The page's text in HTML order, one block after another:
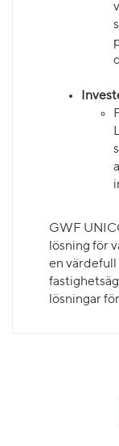
GWF
lösning för
en
lösningar